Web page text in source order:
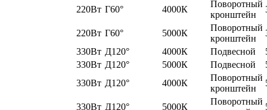
220Вт Г60° 4000К
Поворотный
кронштейн
220Вт Г60° 5000К
Поворотный
кронштейн
330Вт Д120° 4000К Подвесной
330Вт Д120° 5000К Подвесной
330Вт Д120° 4000К
Поворотный
кронштейн
330Вт Д120° 5000К
Поворотный